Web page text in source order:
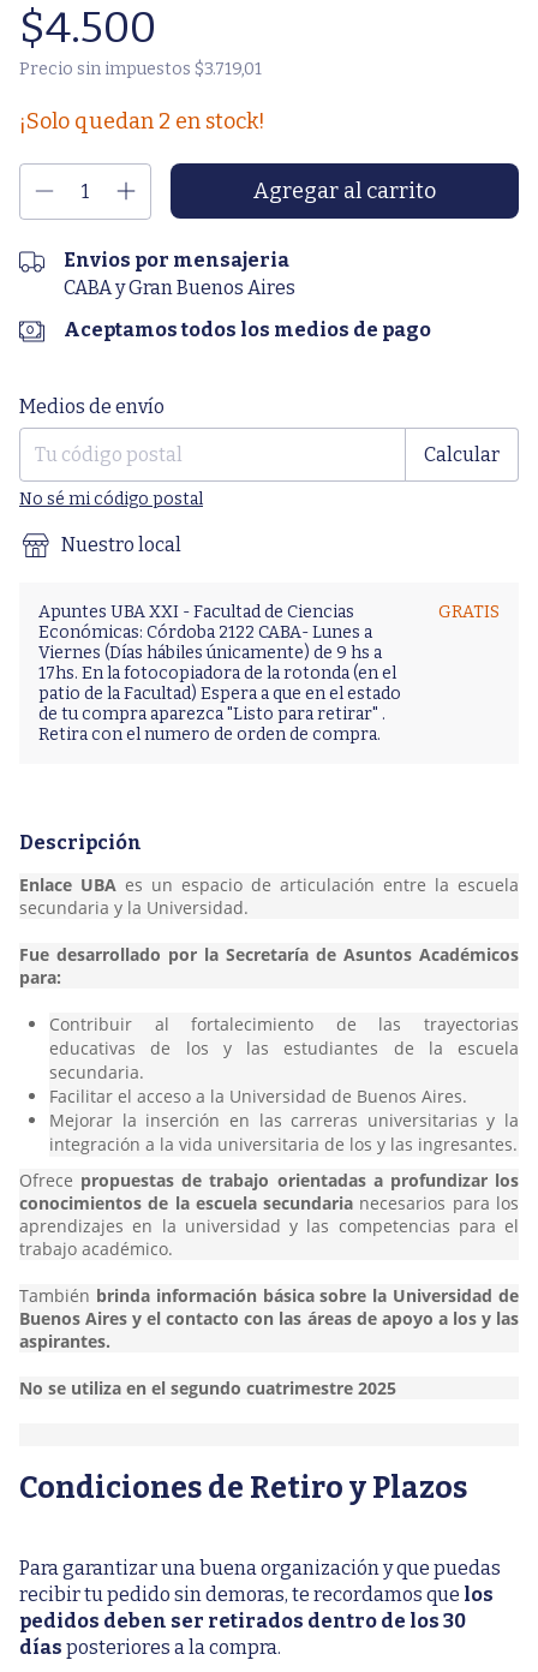
$4.500
Precio sin impuestos $3.719,01
¡Solo quedan 2 en stock!
Envios por mensajeria
CABA y Gran Buenos Aires
Aceptamos todos los medios de pago
Entregas para el CP:
Medios de envío
Calcular
No sé mi código postal
Nuestro local
Apuntes UBA XXI - Facultad de Ciencias
Económicas: Córdoba 2122 CABA- Lunes a
Viernes (Días hábiles únicamente) de 9 hs a
17hs. En la fotocopiadora de la rotonda (en el
patio de la Facultad) Espera a que en el estado
de tu compra aparezca "Listo para retirar" .
Retira con el numero de orden de compra.
GRATIS
Descripción
Enlace UBA es un espacio de articulación entre la escuela
secundaria y la Universidad.
Fue desarrollado por la Secretaría de Asuntos Académicos
para:
Contribuir al fortalecimiento de las trayectorias
educativas de los y las estudiantes de la escuela
secundaria.
Facilitar el acceso a la Universidad de Buenos Aires.
Mejorar la inserción en las carreras universitarias y la
integración a la vida universitaria de los y las ingresantes.
Ofrece propuestas de trabajo orientadas a profundizar los
conocimientos de la escuela secundaria necesarios para los
aprendizajes en la universidad y las competencias para el
trabajo académico.
También brinda información básica sobre la Universidad de
Buenos Aires y el contacto con las áreas de apoyo a los y las
aspirantes.
No se utiliza en el segundo cuatrimestre 2025
Condiciones de Retiro y Plazos
Para garantizar una buena organización y que puedas
recibir tu pedido sin demoras, te recordamos que los
pedidos deben ser retirados dentro de los 30
días posteriores a la compra.